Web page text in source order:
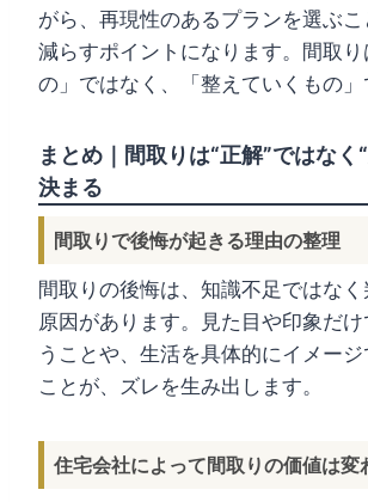
がら、再現性のあるプランを選ぶ
減らすポイントになります。間取り
の」ではなく、「整えていくもの」
まとめ｜間取りは“正解”ではなく
決まる
間取りで後悔が起きる理由の整理
間取りの後悔は、知識不足ではな
原因があります。見た目や印象だけ
うことや、生活を具体的にイメー
ことが、ズレを生み出します。
住宅会社によって間取りの価値は変